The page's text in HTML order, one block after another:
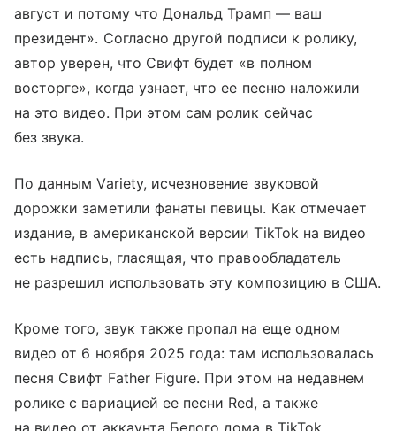
август и потому что Дональд Трамп — ваш
президент». Согласно другой подписи к ролику,
автор уверен, что Свифт будет «в полном
восторге», когда узнает, что ее песню наложили
на это видео. При этом сам ролик сейчас
без звука.
По данным Variety, исчезновение звуковой
дорожки заметили фанаты певицы. Как отмечает
издание, в американской версии TikTok на видео
есть надпись, гласящая, что правообладатель
не разрешил использовать эту композицию в США.
Кроме того, звук также пропал на еще одном
видео от 6 ноября 2025 года: там использовалась
песня Свифт Father Figure. При этом на недавнем
ролике с вариацией ее песни Red, а также